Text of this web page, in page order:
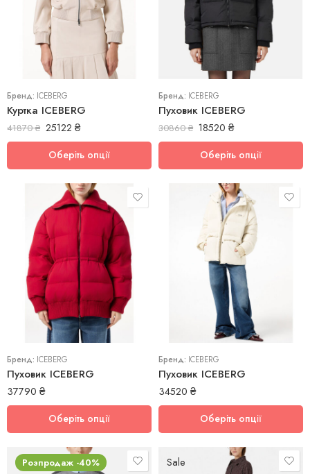
Бренд: ICEBERG
Куртка ICEBERG
41870₴ 25122 ₴
38
40
44
Оберіть опції
Бренд: ICEBERG
Пуховик ICEBERG
30860₴ 18520 ₴
38
42
Оберіть опції
Бренд: ICEBERG
Пуховик ICEBERG
37790 ₴
38
40
42
Оберіть опції
Бренд: ICEBERG
Пуховик ICEBERG
34520 ₴
Оберіть опції
Розпродаж -40% Sale